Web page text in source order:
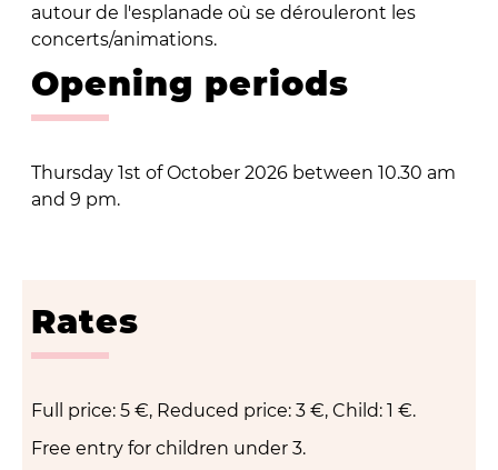
autour de l'esplanade où se dérouleront les
concerts/animations.
Opening periods
Thursday 1st of October 2026 between 10.30 am
and 9 pm.
Rates
Full price: 5 €, Reduced price: 3 €, Child: 1 €.
Free entry for children under 3.